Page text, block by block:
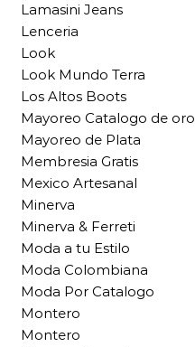
Lamasini Jeans
Lenceria
Look
Look Mundo Terra
Los Altos Boots
Mayoreo Catalogo de oro
Mayoreo de Plata
Membresia Gratis
Mexico Artesanal
Minerva
Minerva & Ferreti
Moda a tu Estilo
Moda Colombiana
Moda Por Catalogo
Montero
Montero